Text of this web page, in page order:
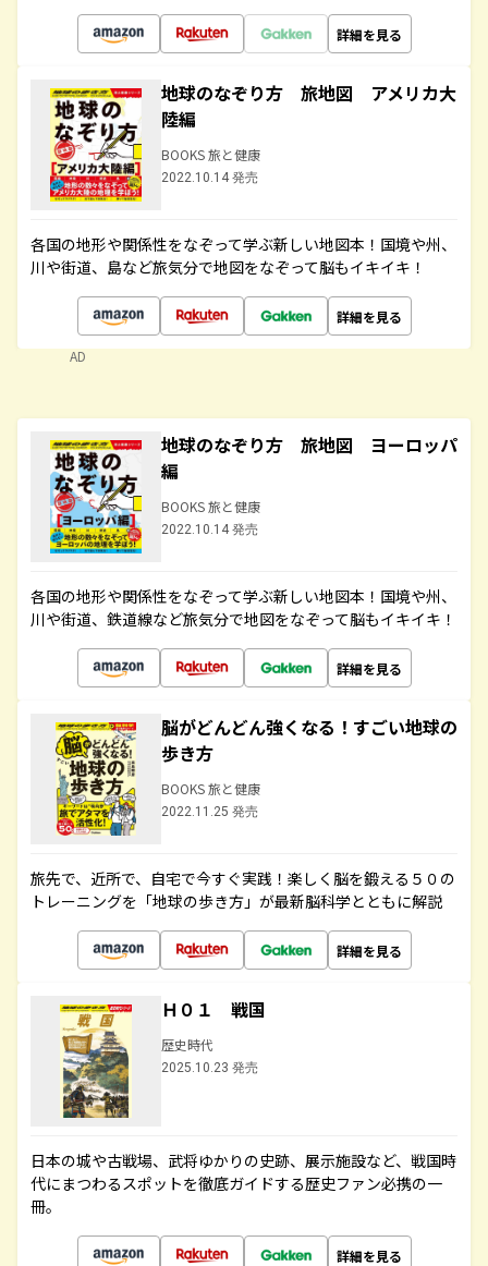
詳細を見る
地球のなぞり方 旅地図 アメリカ大
陸編
BOOKS 旅と健康
2022.10.14 発売
各国の地形や関係性をなぞって学ぶ新しい地図本！国境や州、
川や街道、島など旅気分で地図をなぞって脳もイキイキ！
詳細を見る
AD
地球のなぞり方 旅地図 ヨーロッパ
編
BOOKS 旅と健康
2022.10.14 発売
各国の地形や関係性をなぞって学ぶ新しい地図本！国境や州、
川や街道、鉄道線など旅気分で地図をなぞって脳もイキイキ！
詳細を見る
脳がどんどん強くなる！すごい地球の
歩き方
BOOKS 旅と健康
2022.11.25 発売
旅先で、近所で、自宅で今すぐ実践！楽しく脳を鍛える５０の
トレーニングを「地球の歩き方」が最新脳科学とともに解説
詳細を見る
Ｈ０１ 戦国
歴史時代
2025.10.23 発売
日本の城や古戦場、武将ゆかりの史跡、展示施設など、戦国時
代にまつわるスポットを徹底ガイドする歴史ファン必携の一
冊。
詳細を見る